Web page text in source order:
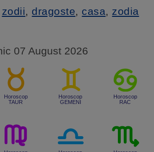
zodii, dragoste, casa, zodia
07 August 2026
Horoscop
TAUR
Horoscop
GEMENI
Horoscop
RAC